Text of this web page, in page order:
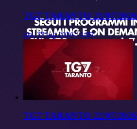
TG7 TARANTO 23/07/2026
gio, 23 lug 2026 14:05
TG7 TARANTO 22/07/2026